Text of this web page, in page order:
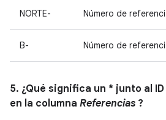
NORTE- Número de
B- Número de
5. ¿Qué significa un * junto al
en la columna Referencias ?